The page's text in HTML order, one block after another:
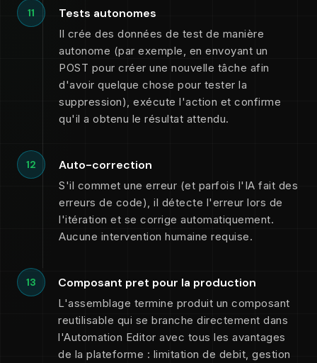
11 Tests autonomes
Il crée des données de test de manière
autonome (par exemple, en envoyant un
POST pour créer une nouvelle tâche afin
d'avoir quelque chose pour tester la
suppression), exécute l'action et confirme
qu'il a obtenu le résultat attendu.
12 Auto-correction
S'il commet une erreur (et parfois l'IA fait des
erreurs de code), il détecte l'erreur lors de
l'itération et se corrige automatiquement.
Aucune intervention humaine requise.
13 Composant pret pour la production
L'assemblage termine produit un composant
reutilisable qui se branche directement dans
l'Automation Editor avec tous les avantages
de la plateforme : limitation de debit, gestion